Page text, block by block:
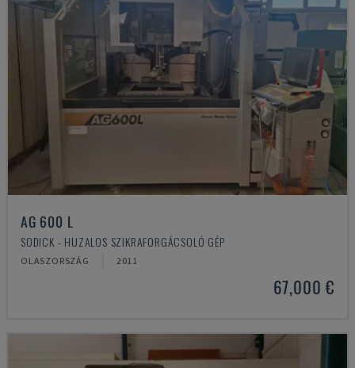
AG 600 L
SODICK - HUZALOS SZIKRAFORGÁCSOLÓ GÉP
OLASZORSZÁG 2011
67,000 €